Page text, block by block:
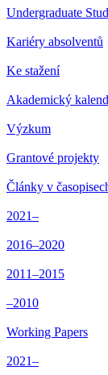
Undergraduate
Kariéry absolventů
Ke stažení
Akademický
Výzkum
Grantové projekty
Články v
2021–
2016–2020
2011–2015
–2010
Working Papers
2021–